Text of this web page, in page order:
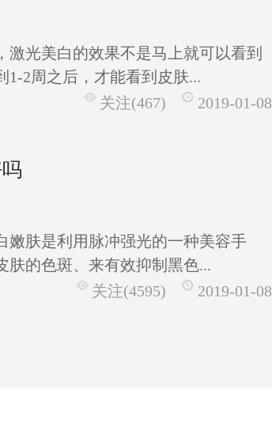
激光美白的效果不是马上就可以看到
1-2周之后，才能看到皮肤...
关注(467)
2019-01-08
嫩肤是利用脉冲强光的一种美容手
肤的色斑、来有效抑制黑色...
关注(4595)
2019-01-08